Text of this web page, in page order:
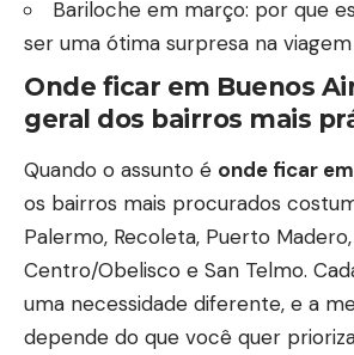
Bariloche em março: por que
ser uma ótima surpresa na viagem
Onde ficar em Buenos
geral dos bairros mais
Quando o assunto é onde ficar
os bairros mais procurados
Palermo, Recoleta, Puerto Madero,
Centro/Obelisco e San Telmo.
uma necessidade diferente, e a
depende do que você quer